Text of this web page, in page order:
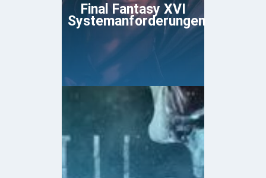
Final Fantasy XVI
Systemanforderungen